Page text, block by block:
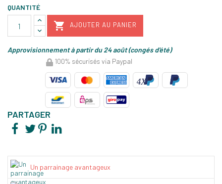
QUANTITÉ
 AJOUTER AU PANIER
Approvisionnement à partir du 24 août (congés d'été)
100% sécurisés via Paypal
PARTAGER
Un parrainage avantageux